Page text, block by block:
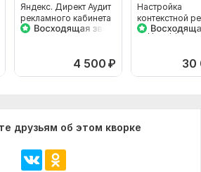
Яндекс. Директ Аудит
рекламного кабинета
4 500 ₽
Настройка
контекстной
Яндекс
30
друзьям об этом кворке